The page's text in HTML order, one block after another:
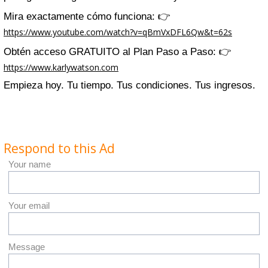
Mira exactamente cómo funciona: 👉
https://www.youtube.com/watch?v=qBmVxDFL6Qw&t=62s
Obtén acceso GRATUITO al Plan Paso a Paso: 👉
https://www.karlywatson.com
Empieza hoy. Tu tiempo. Tus condiciones. Tus ingresos.
Respond to this Ad
Your name
Your email
Message